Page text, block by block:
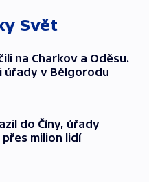
Svět
na Charkov a Oděsu.
úřady v Bělgorodu
do Číny, úřady
milion lidí